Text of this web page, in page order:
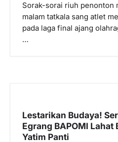
Sorak-sorai riuh penonton
malam tatkala sang atlet
pada laga final ajang
…
Lestarikan Budaya!
Egrang BAPOMI Lahat
Yatim Panti